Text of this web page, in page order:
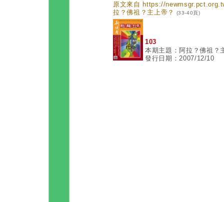
原文來自 https://
拉？佛祖？主上帝？
(33-40頁)
103
本期主題：阿拉？佛祖？
發行日期：2007/12/10